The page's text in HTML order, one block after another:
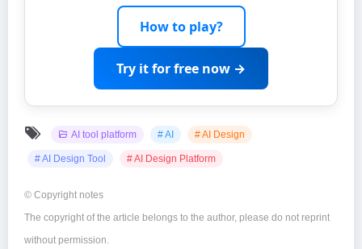
How to play?
Try it for free now →
AI tool platform # AI # AI Design
# AI Design Tool # AI Design Platform
© Copyright notes
The copyright of the article belongs to the author, please do not reprint
without permission.